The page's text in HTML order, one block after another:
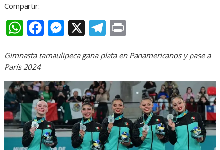
Compartir:
W
a
s
A
p
p
c
b
o
o
k
M
s
e
n
g
e
l
g
r
a
m
i
t
Gimnasta tamaulipeca gana plata en Panamericanos y pase a
París 2024